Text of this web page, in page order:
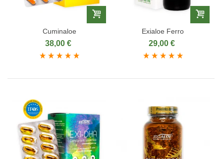
Cuminaloe
38,00 €
Exialoe Ferro
29,00 €